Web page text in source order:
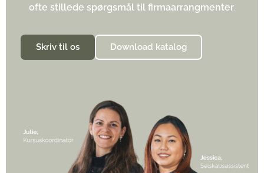
ofte stillede spørgsmål til firmaarrangmenter.
Skriv til os Download katalog